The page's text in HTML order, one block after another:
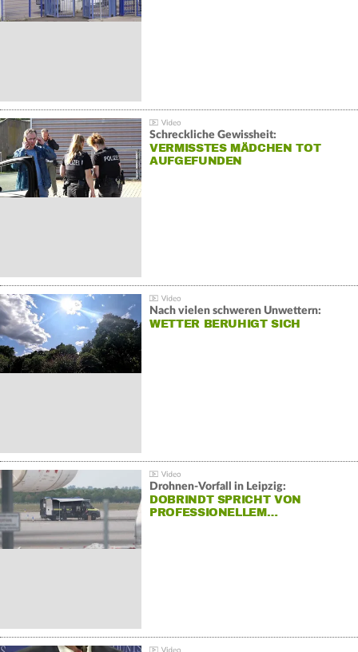
Schreckliche Gewissheit:
VERMISSTES MÄDCHEN TOT
AUFGEFUNDEN
Nach vielen schweren Unwettern:
WETTER BERUHIGT SICH
Drohnen-Vorfall in Leipzig:
DOBRINDT SPRICHT VON
PROFESSIONELLEM…